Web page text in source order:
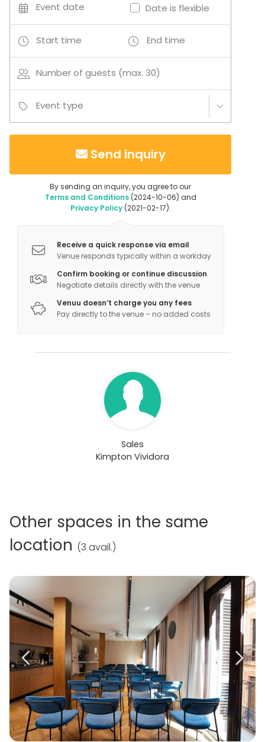
Event date Date is flexible
Start time End time
Number of guests (max. 30)
Event type
Send inquiry
By sending an inquiry, you agree to our
Terms and Conditions(2024-10-06) and
Privacy Policy(2021-02-17).
Receive a quick response via email
Venue responds typically within a workday
Confirm booking or continue discussion
Negotiate details directly with the venue
Venuu doesn’t charge you any fees
Pay directly to the venue – no added costs
Sales
Kimpton Vividora
Other spaces in the same
location (3 avail.)